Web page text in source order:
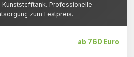
Professionelle
zum Festpreis.
ab 760 Euro